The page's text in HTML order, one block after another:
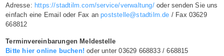
Adresse: https://stadtilm.com/service/verwaltung/oder senden Sie uns
einfach eine Email oder Fax anpoststelle@stadtilm.de / Fax 03629
668812
Terminvereinbarungen Meldestelle
Bitte hier online buchen! oder unter 03629 668833 / 668815